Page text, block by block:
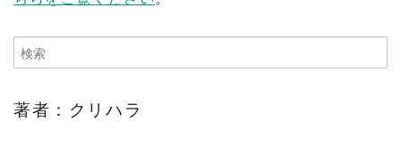
著者：クリハラ